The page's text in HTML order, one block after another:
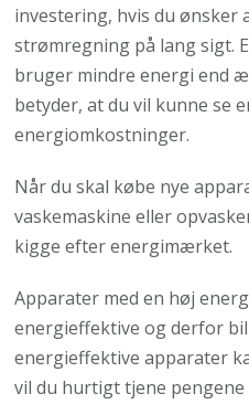
investering, hvis du ønsker
strømregning på lang sigt.
bruger mindre energi end
betyder, at du vil kunne se
energiomkostninger.
Når du skal købe nye
vaskemaskine eller
kigge efter energimærket.
Apparater med en høj
energieffektive og derfor
energieffektive apparater
vil du hurtigt tjene pengene